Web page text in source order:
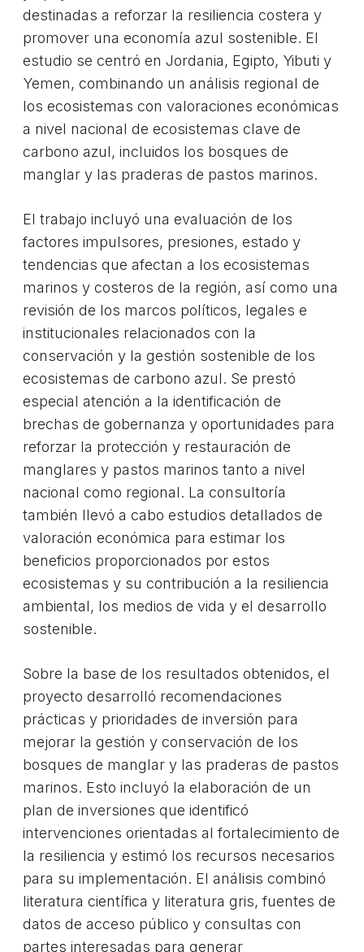
destinadas a reforzar la resiliencia costera y
promover una economía azul sostenible. El
estudio se centró en Jordania, Egipto, Yibuti y
Yemen, combinando un análisis regional de
los ecosistemas con valoraciones económicas
a nivel nacional de ecosistemas clave de
carbono azul, incluidos los bosques de
manglar y las praderas de pastos marinos.
El trabajo incluyó una evaluación de los
factores impulsores, presiones, estado y
tendencias que afectan a los ecosistemas
marinos y costeros de la región, así como una
revisión de los marcos políticos, legales e
institucionales relacionados con la
conservación y la gestión sostenible de los
ecosistemas de carbono azul. Se prestó
especial atención a la identificación de
brechas de gobernanza y oportunidades para
reforzar la protección y restauración de
manglares y pastos marinos tanto a nivel
nacional como regional. La consultoría
también llevó a cabo estudios detallados de
valoración económica para estimar los
beneficios proporcionados por estos
ecosistemas y su contribución a la resiliencia
ambiental, los medios de vida y el desarrollo
sostenible.
Sobre la base de los resultados obtenidos, el
proyecto desarrolló recomendaciones
prácticas y prioridades de inversión para
mejorar la gestión y conservación de los
bosques de manglar y las praderas de pastos
marinos. Esto incluyó la elaboración de un
plan de inversiones que identificó
intervenciones orientadas al fortalecimiento de
la resiliencia y estimó los recursos necesarios
para su implementación. El análisis combinó
literatura científica y literatura gris, fuentes de
datos de acceso público y consultas con
partes interesadas para generar